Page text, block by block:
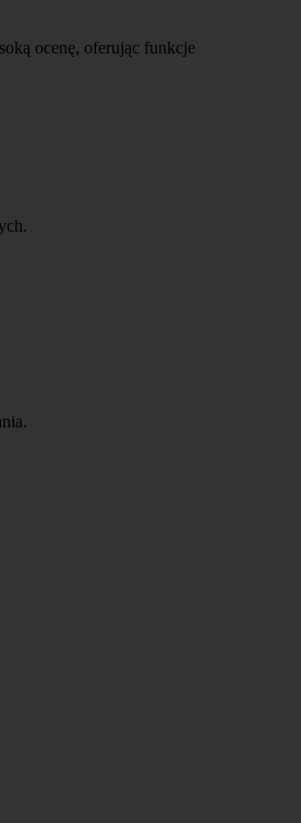
ocenę, oferując funkcje